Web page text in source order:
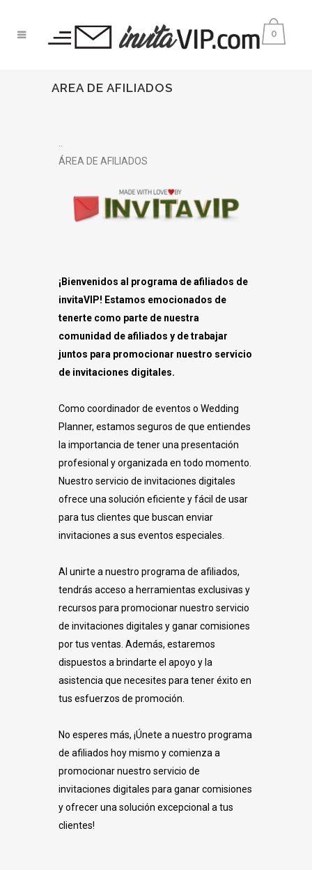
0
AREA DE AFILIADOS
ÁREA DE AFILIADOS
¡Bienvenidos al programa de afiliados de
invitaVIP! Estamos emocionados de
tenerte como parte de nuestra
comunidad de afiliados y de trabajar
juntos para promocionar nuestro servicio
de invitaciones digitales.
Como coordinador de eventos o Wedding
Planner, estamos seguros de que entiendes
la importancia de tener una presentación
profesional y organizada en todo momento.
Nuestro servicio de invitaciones digitales
ofrece una solución eficiente y fácil de usar
para tus clientes que buscan enviar
invitaciones a sus eventos especiales.
Al unirte a nuestro programa de afiliados,
tendrás acceso a herramientas exclusivas y
recursos para promocionar nuestro servicio
de invitaciones digitales y ganar comisiones
por tus ventas. Además, estaremos
dispuestos a brindarte el apoyo y la
asistencia que necesites para tener éxito en
tus esfuerzos de promoción.
No esperes más, ¡Únete a nuestro programa
de afiliados hoy mismo y comienza a
promocionar nuestro servicio de
invitaciones digitales para ganar comisiones
y ofrecer una solución excepcional a tus
clientes!